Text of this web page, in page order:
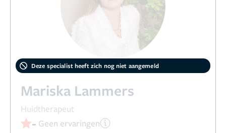
Deze specialist heeft zich nog niet aangemeld
Mariska Lammers
Huidtherapeut
- Geen ervaringen